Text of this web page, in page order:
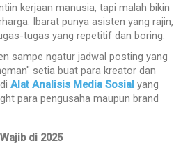
kerjaan manusia, tapi malah bikin
Ibarat punya asisten yang rajin,
tugas yang repetitif dan boring.
sampe ngatur jadwal posting yang
setia buat para kreator dan
Alat Analisis Media Sosial yang
para pengusaha maupun brand
di 2025